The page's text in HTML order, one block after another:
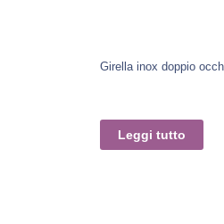
Girella inox doppio
Leggi tutto